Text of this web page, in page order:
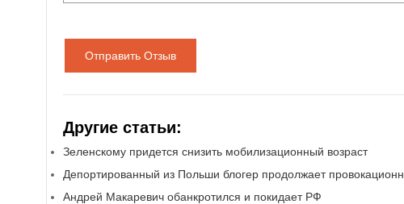
Отправить Отзыв
Другие статьи:
Зеленскому придется снизить мобилизационный возраст
Депортированный из Польши блогер продолжает
Андрей Макаревич обанкротился и покидает РФ